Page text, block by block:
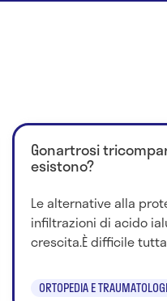
Gonartrosi
esistono?
Le alternative alla
infiltrazioni di acido
crescita.È difficile
ORTOPEDIA E